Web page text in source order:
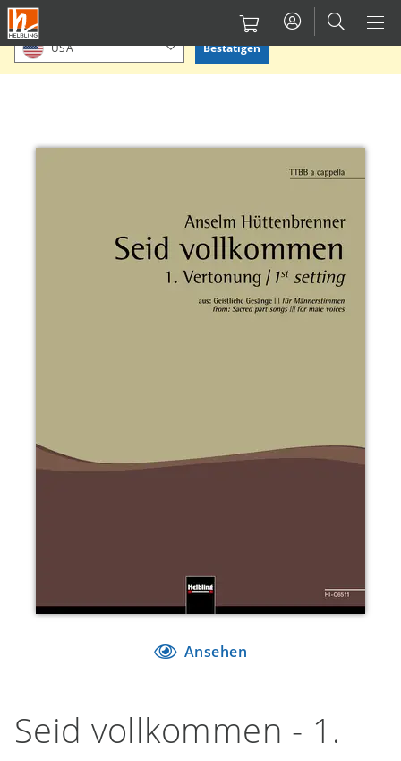
Direkt
zum
Inhalt
Bitte Standort bestätigen oder einen anderen auswählen.
USA Bestätigen
Ansehen
Seid vollkommen - 1.